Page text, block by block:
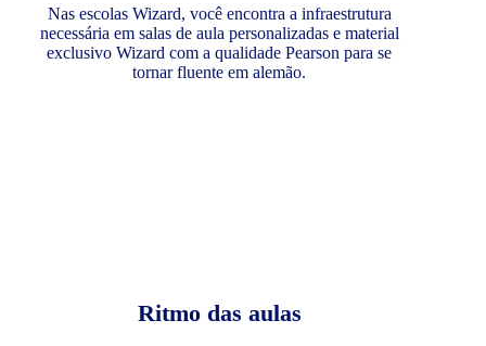
Nas escolas Wizard, você encontra a infraestrutura
necessária em salas de aula personalizadas e material
exclusivo Wizard com a qualidade Pearson para se
tornar fluente em alemão.
Ritmo das aulas